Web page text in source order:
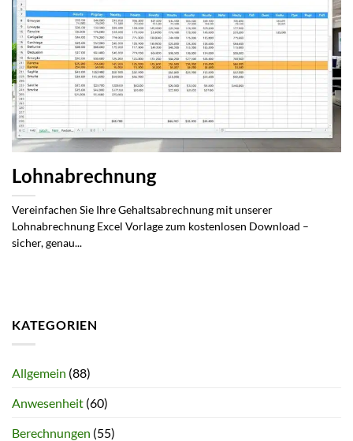
Lohnabrechnung
Vereinfachen Sie Ihre Gehaltsabrechnung mit unserer
Lohnabrechnung Excel Vorlage zum kostenlosen Download –
sicher, genau...
KATEGORIEN
Allgemein (88)
Anwesenheit (60)
Berechnungen (55)